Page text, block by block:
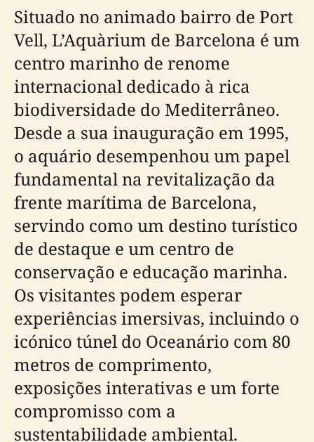
Situado no animado bairro de Port
Vell, L’Aquàrium de Barcelona é um
centro marinho de renome
internacional dedicado à rica
biodiversidade do Mediterrâneo.
Desde a sua inauguração em 1995,
o aquário desempenhou um papel
fundamental na revitalização da
frente marítima de Barcelona,
servindo como um destino turístico
de destaque e um centro de
conservação e educação marinha.
Os visitantes podem esperar
experiências imersivas, incluindo o
icónico túnel do Oceanário com 80
metros de comprimento,
exposições interativas e um forte
compromisso com a
sustentabilidade ambiental.